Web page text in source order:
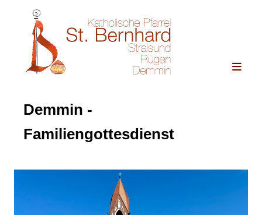
Demmin -
Familiengottesdienst